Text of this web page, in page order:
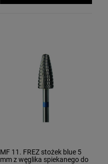
MF 11. FREZ stożek blue 5
mm z węglika spiekanego do